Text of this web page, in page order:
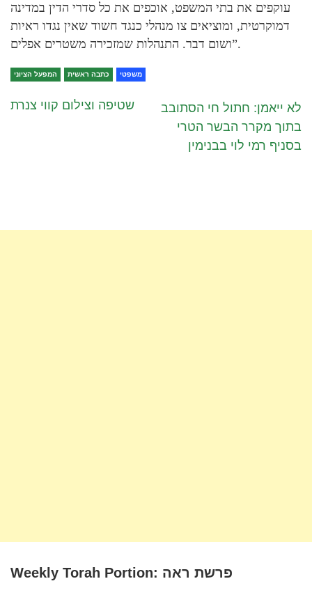
עוקפים את בתי המשפט, אוכפים את כל סדרי הדין במדינה
דמוקרטית, ומוציאים צו מנהלי כנגד חשוד שאין נגדו ראיות
ושום דבר. התנהלות שמזכירה משטרים אפלים”.
המפעל הציוני כתבה ראשית משפטי
שטיפה וצילום קווי צנרת
לא ייאמן: חתול חי הסתובב
בתוך מקרר הבשר הטרי
בסניף רמי לוי בבנימין
Weekly Torah Portion: פרשת ראה